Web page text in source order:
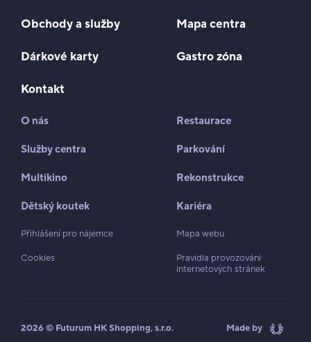
Obchody a služby Mapa centra
Dárkové karty Gastro zóna
Kontakt
O nás Restaurace
Služby centra Parkování
Multikino Rekonstrukce
Dětský koutek Kariéra
Přihlášení pro nájemce Mapa webu
Cookies
Pravidla provozování
internetových stránek
2026 © Futurum HK Shopping, s.r.o. Made by